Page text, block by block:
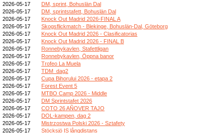
2026-05-17
DM, sprint, Bohuslän Dal
2026-05-17
DM, sprintstafett, Bohuslän Dal
2026-05-17
Knock Out Madrid 2026-FINAL A
2026-05-17
Skogsflickmatch - Blekinge, Bohuslän-Dal, Göteborg
2026-05-17
Knock Out Madrid 2026 - Clasificatorias
2026-05-17
Knock Out Madrid 2026 - FINAL B
2026-05-17
Ronnebykavlen, Stafettligan
2026-05-17
Ronnebykavlen, Öppna banor
2026-05-17
Trofeo La Muela
2026-05-17
TDM_dag2
2026-05-17
Cupa Bihorului 2026 - etapa 2
2026-05-17
Forest Event 5
2026-05-17
MTBO Camp 2026 - Middle
2026-05-17
DM Sprintstafet 2026
2026-05-17
COTO 26 AÑOVER TAJO
2026-05-17
DOL-kampen, dag 2
2026-05-17
Mistrzostwa Polski 2026 - Sztafety
2026-05-17
Stöcksjö IS långdistans